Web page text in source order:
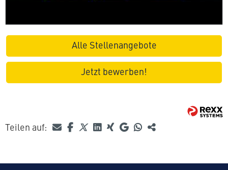
Alle Stellenangebote
Jetzt bewerben!
Teilen auf: